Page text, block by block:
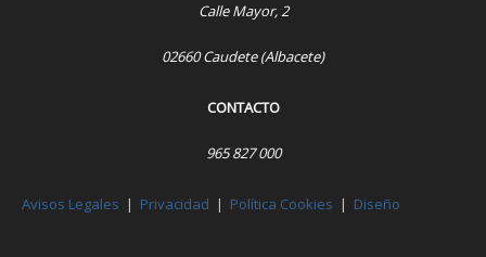
Calle Mayor, 2
02660 Caudete (Albacete)
CONTACTO
965 827 000
Avisos Legales | Privacidad | Política Cookies | Diseño